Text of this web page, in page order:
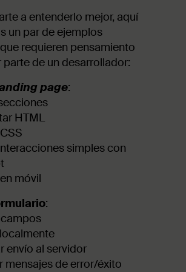
a entenderlo mejor, aquí
un par de ejemplos
requieren pensamiento
de un desarrollador:
page:
HTML
simples con
móvil
:
envío al servidor
mensajes de error/éxito